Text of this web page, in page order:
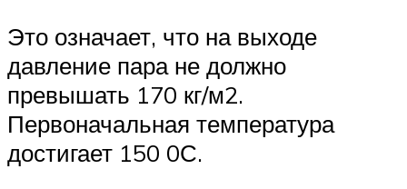
Это означает, что на выходе
давление пара не должно
превышать 170 кг/м2.
Первоначальная температура
достигает 150 0С.